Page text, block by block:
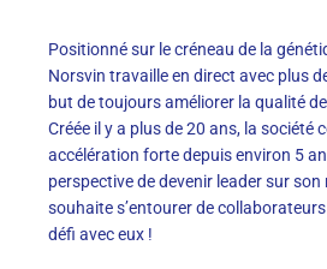
Positionné sur le créneau de la
Norsvin travaille en direct avec plus
but de toujours améliorer la qualité
Créée il y a plus de 20 ans, la société
accélération forte depuis environ 5
perspective de devenir leader sur son
souhaite s’entourer de
défi avec eux !